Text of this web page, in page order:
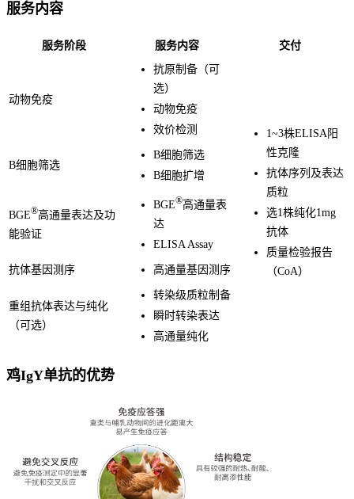
服务内容
服务阶段 服务内容 交付
动物免疫
抗原制备（可
选）
动物免疫
效价检测
1~3株ELISA阳
性克隆
抗体序列及表达
质粒
选1株纯化1mg
抗体
质量检验报告
（CoA）
B细胞筛选
B细胞筛选
B细胞扩增
BGE®高通量表达及功
能验证
BGE®高通量表
达
ELISA Assay
抗体基因测序 高通量基因测序
重组抗体表达与纯化
（可选）
转染级质粒制备
瞬时转染表达
高通量纯化
鸡IgY单抗的优势